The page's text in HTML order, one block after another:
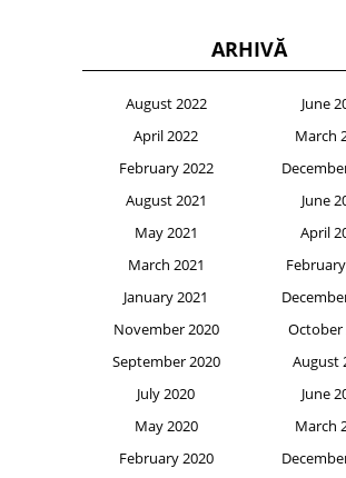
ARHIVĂ
August 2022
June
April 2022
March
February 2022
August 2021
June
May 2021
April
March 2021
January 2021
November 2020
October
September 2020
August
July 2020
June
May 2020
March
February 2020